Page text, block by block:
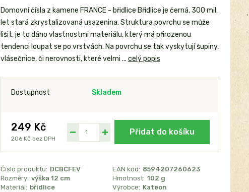
Domovní čísla z kamene FRANCE - břidlice Břidlice je černá, 300 mil.
let stará zkrystalizovaná usazenina. Struktura povrchu se může
lišit, je to dáno vlastnostmi materiálu, který má přirozenou
tendenci loupat se po vrstvách. Na povrchu se tak vyskytují šupiny,
vlásečnice, či nerovnosti, které velmi ... celý popis
Dostupnost Skladem
249 Kč
206 Kč bez DPH
Přidat do košíku
Číslo produktu: DCBCFEV EAN kód: 8594207260623
Rozměry: výška 12 cm Hmotnost: 102 g
Materiál: břidlice Výrobce: Kateon